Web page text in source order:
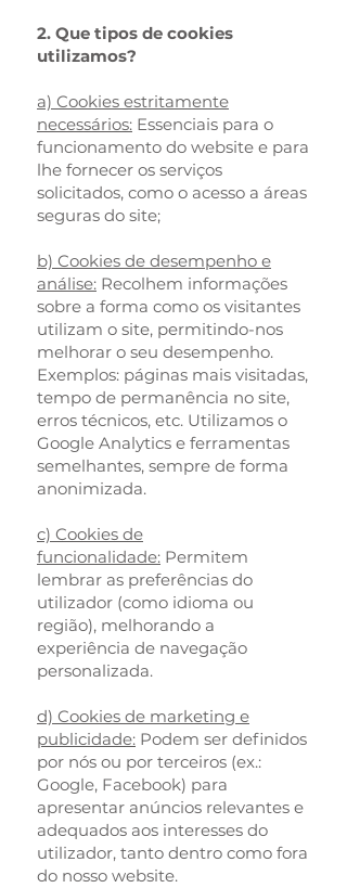
2. Que tipos de cookies
utilizamos?
a) Cookies estritamente
necessários: Essenciais para o
funcionamento do website e para
lhe fornecer os serviços
solicitados, como o acesso a áreas
seguras do site;
b) Cookies de desempenho e
análise: Recolhem informações
sobre a forma como os visitantes
utilizam o site, permitindo-nos
melhorar o seu desempenho.
Exemplos: páginas mais visitadas,
tempo de permanência no site,
erros técnicos, etc. Utilizamos o
Google Analytics e ferramentas
semelhantes, sempre de forma
anonimizada.
c) Cookies de
funcionalidade: Permitem
lembrar as preferências do
utilizador (como idioma ou
região), melhorando a
experiência de navegação
personalizada.
d) Cookies de marketing e
publicidade: Podem ser definidos
por nós ou por terceiros (ex.:
Google, Facebook) para
apresentar anúncios relevantes e
adequados aos interesses do
utilizador, tanto dentro como fora
do nosso website.